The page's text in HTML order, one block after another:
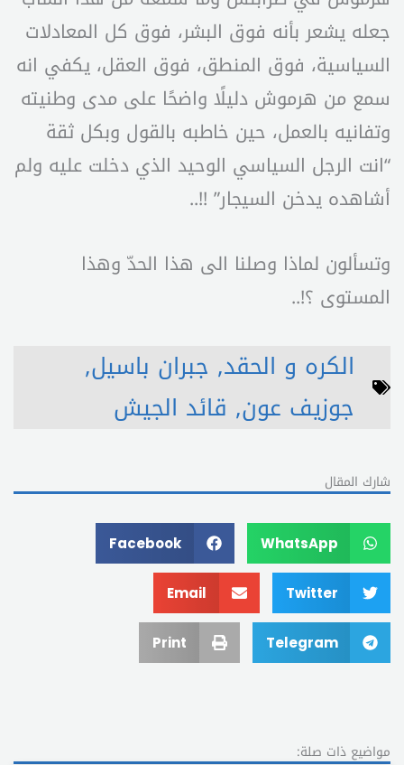
جعله يشعر بأنه فوق البشر، فوق كل المعادلات
السياسية، فوق المنطق، فوق العقل، يكفي انه
سمع من هرموش دليلًا واضحًا على مدى وطنيته
وتفانيه بالعمل، حين خاطبه بالقول وبكل ثقة
“انت الرجل السياسي الوحيد الذي دخلت عليه ولم
أشاهده يدخن السيجار” !!..
وتسألون لماذا وصلنا الى هذا الحدّ وهذا
المستوى ؟!..
الكره و الحقد, جبران باسيل,
جوزيف عون, قائد الجيش
شارك المقال
WhatsApp
Facebook
Twitter
Email
Telegram
Print
مواضيع ذات صلة: